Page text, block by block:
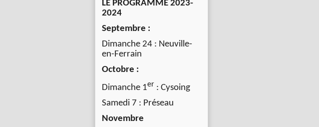
LE PROGRAMME 2023-
2024
Septembre :
Dimanche 24 : Neuville-
en-Ferrain
Octobre :
Dimanche 1er : Cysoing
Samedi 7 : Préseau
Novembre